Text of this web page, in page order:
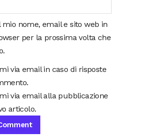
mio nome, email e sito web in
per la prossima volta che
via email in caso di risposte
via email alla pubblicazione
articolo.